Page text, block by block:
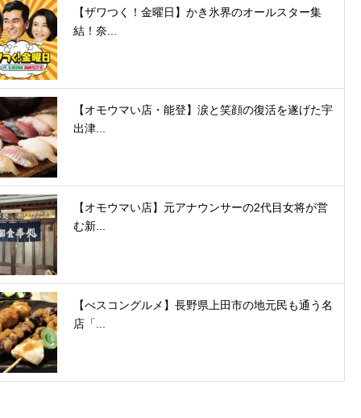
【ザワつく！金曜日】かき氷界のオールスター集
結！奈...
【オモウマい店・能登】涙と笑顔の復活を遂げた宇
出津...
【オモウマい店】元アナウンサーの2代目女将が営
む新...
【べスコングルメ】長野県上田市の地元民も通う名
店「...